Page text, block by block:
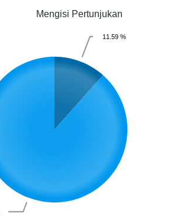
Mengisi Pertunjukan
11.59 %